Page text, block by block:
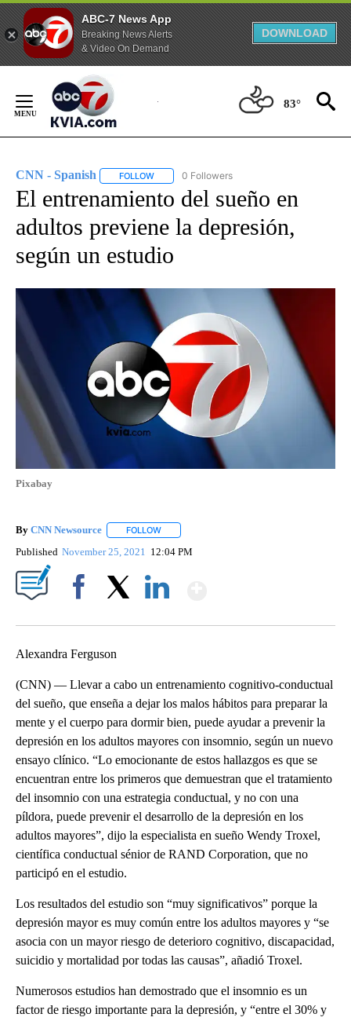
ABC-7 News App
Breaking News Alerts
& Video On Demand
DOWNLOAD
Content
83°
CNN - Spanish FOLLOW FOLLOW "CNN - SPANISH" TO RECEIVE
0 Followers
El entrenamiento del sueño en
adultos previene la depresión,
según un estudio
Pixabay
By CNN Newsource FOLLOW
Published November 25, 2021 12:04 PM
Alexandra Ferguson
(CNN) — Llevar a cabo un entrenamiento cognitivo-conductual
del sueño, que enseña a dejar los malos hábitos para preparar la
mente y el cuerpo para dormir bien, puede ayudar a prevenir la
depresión en los adultos mayores con insomnio, según un nuevo
ensayo clínico. “Lo emocionante de estos hallazgos es que se
encuentran entre los primeros que demuestran que el tratamiento
del insomnio con una estrategia conductual, y no con una
píldora, puede prevenir el desarrollo de la depresión en los
adultos mayores”, dijo la especialista en sueño Wendy Troxel,
científica conductual sénior de RAND Corporation, que no
participó en el estudio.
Los resultados del estudio son “muy significativos” porque la
depresión mayor es muy común entre los adultos mayores y “se
asocia con un mayor riesgo de deterioro cognitivo, discapacidad,
suicidio y mortalidad por todas las causas”, añadió Troxel.
Numerosos estudios han demostrado que el insomnio es un
factor de riesgo importante para la depresión, y “entre el 30% y